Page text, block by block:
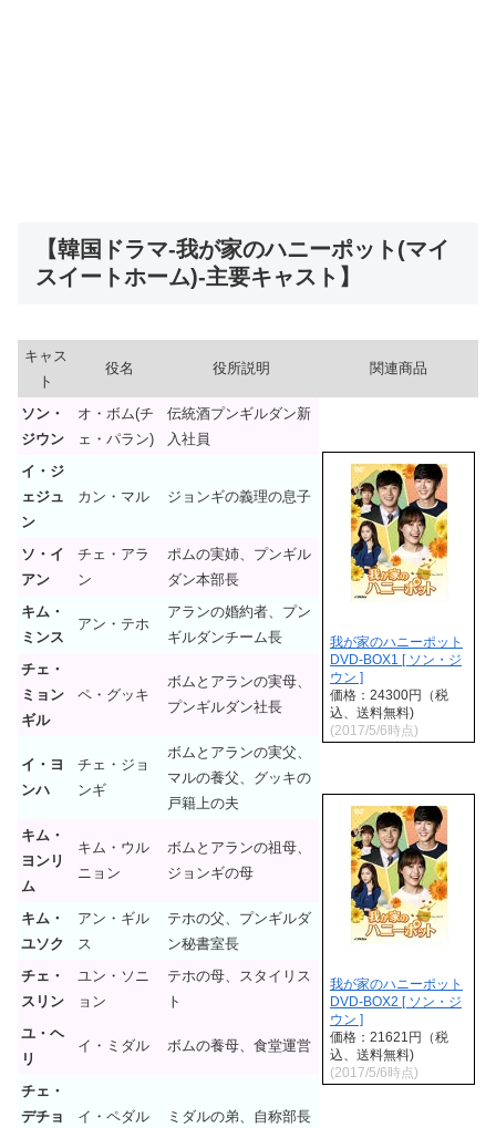
【韓国ドラマ-我が家のハニーポット(マイ
スイートホーム)-主要キャスト】
キャス
ト
役名 役所説明 関連商品
ソン・
ジウン
オ・ボム(チ
ェ・パラン)
伝統酒プンギルダン新
入社員
我が家のハニーポット
DVD-BOX1 [ ソン・ジ
ウン ]
価格：24300円（税
込、送料無料)
(2017/5/6時点)
我が家のハニーポット
DVD-BOX2 [ ソン・ジ
ウン ]
価格：21621円（税
込、送料無料)
(2017/5/6時点)
イ・ジ
ェジュ
ン
カン・マル ジョンギの義理の息子
ソ・イ
アン
チェ・アラ
ン
ポムの実姉、プンギル
ダン本部長
キム・
ミンス
アン・テホ
アランの婚約者、プン
ギルダンチーム長
チェ・
ミョン
ギル
ペ・グッキ
ボムとアランの実母、
プンギルダン社長
イ・ヨ
ンハ
チェ・ジョ
ンギ
ボムとアランの実父、
マルの養父、グッキの
戸籍上の夫
キム・
ヨンリ
ム
キム・ウル
ニョン
ボムとアランの祖母、
ジョンギの母
キム・
ユソク
アン・ギル
ス
テホの父、プンギルダ
ン秘書室長
チェ・
スリン
ユン・ソニ
ョン
テホの母、スタイリス
ト
ユ・ヘ
リ
イ・ミダル ボムの養母、食堂運営
チェ・
デチョ
イ・ペダル ミダルの弟、自称部長